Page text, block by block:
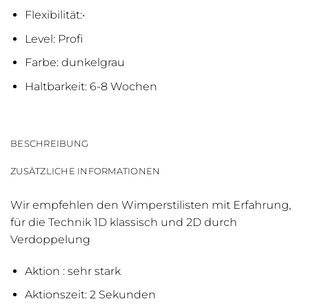
Flexibilität:•
Level: Profi
Farbe: dunkelgrau
Haltbarkeit: 6-8 Wochen
BESCHREIBUNG
ZUSÄTZLICHE INFORMATIONEN
Wir empfehlen den Wimperstilisten mit Erfahrung,
für die Technik 1D klassisch und 2D durch
Verdoppelung
Aktion : sehr stark
Aktionszeit: 2 Sekunden